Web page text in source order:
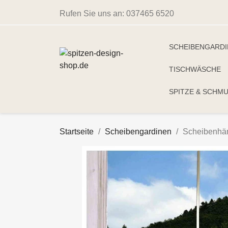
Rufen Sie uns an: 037465 6520
TISCHWÄSCHE
SPITZE &
Startseite Scheibengardinen